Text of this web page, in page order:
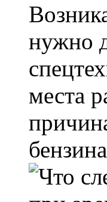
нужно
места